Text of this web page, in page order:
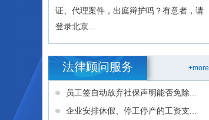
证、代理案件，出庭辩护吗？有意者，请
登录北京...
+more
法律顾问服务
员工签自动放弃社保声明能否免除...
企业安排休假、停工停产的工资支...